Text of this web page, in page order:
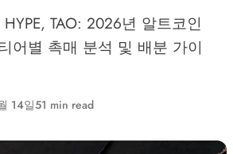
HYPE, TAO: 2026년 알트코인
어별 촉매 분석 및 배분 가이
14일51 min read